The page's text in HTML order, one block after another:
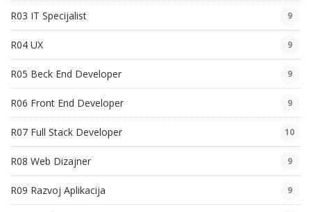
R03 IT Specijalist 9
R04 UX 9
R05 Beck End Developer 9
R06 Front End Developer 9
R07 Full Stack Developer 10
R08 Web Dizajner 9
R09 Razvoj Aplikacija 9